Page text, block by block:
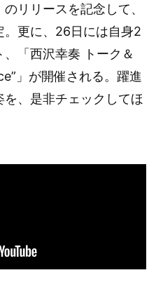
リリースを記念して、
。更に、26日には自身2
「西沢幸奏 トーク＆
」が開催される。躍進
、是非チェックしてほ